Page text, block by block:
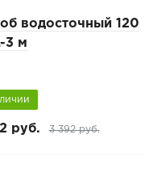
водосточный 120
3 м
руб. 3 392 руб.